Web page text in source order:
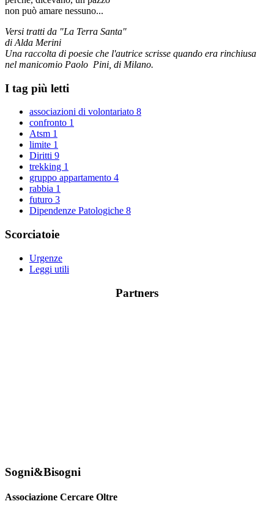
non può amare nessuno...
Versi tratti da "La Terra Santa"
di Alda Merini
Una raccolta di poesie che l'autrice scrisse quando era rinchiusa
nel manicomio Paolo Pini, di Milano.
I tag più letti
associazioni di volontariato 8
confronto 1
Atsm 1
limite 1
Diritti 9
trekking 1
gruppo appartamento 4
rabbia 1
futuro 3
Dipendenze Patologiche 8
Scorciatoie
Urgenze
Leggi utili
Partners
Sogni&Bisogni
Associazione Cercare Oltre